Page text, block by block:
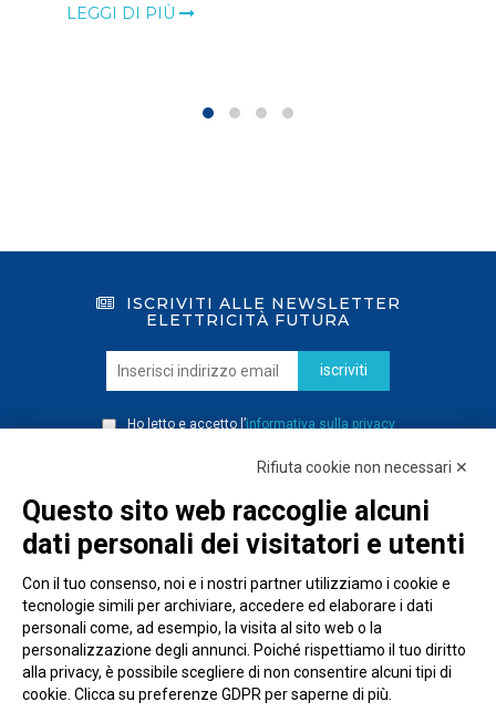
LEGGI DI PIÙ
ISCRIVITI ALLE NEWSLETTER
ELETTRICITÀ FUTURA
iscriviti
Ho letto e accetto l’informativa sulla privacy
Rifiuta cookie non necessari ✕
Questo sito web raccoglie alcuni
dati personali dei visitatori e utenti
Con il tuo consenso, noi e i nostri partner utilizziamo i cookie e
tecnologie simili per archiviare, accedere ed elaborare i dati
personali come, ad esempio, la visita al sito web o la
personalizzazione degli annunci. Poiché rispettiamo il tuo diritto
alla privacy, è possibile scegliere di non consentire alcuni tipi di
cookie. Clicca su preferenze GDPR per saperne di più.